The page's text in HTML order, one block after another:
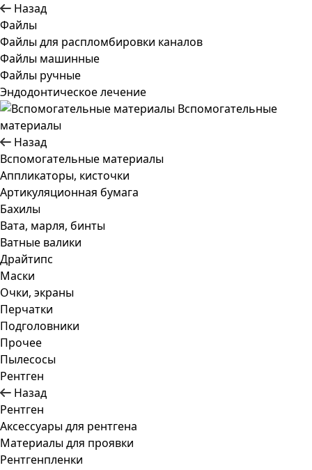
Назад
Файлы
Файлы для распломбировки каналов
Файлы машинные
Файлы ручные
Эндодонтическое лечение
Вспомогательные
материалы
Назад
Вспомогательные материалы
Аппликаторы, кисточки
Артикуляционная бумага
Бахилы
Вата, марля, бинты
Ватные валики
Драйтипс
Маски
Очки, экраны
Перчатки
Подголовники
Прочее
Пылесосы
Рентген
Назад
Рентген
Аксессуары для рентгена
Материалы для проявки
Рентгенпленки